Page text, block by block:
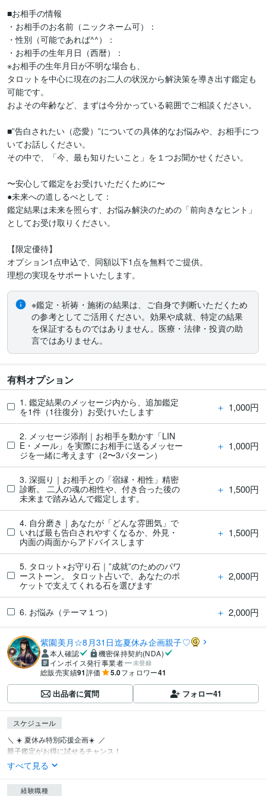
■お相手の情報
・お相手のお名前（ニックネーム可）：
・性別（可能であれば^^）：
・お相手の生年月日（西暦）：
※お相手の生年月日が不明な場合も、
タロットを中心に現在のお二人の状況から解決策を導き出す鑑定も
可能です。
およその年齢など、まずは今分かっている範囲でご相談ください。
■”告白されたい（恋愛）”についての具体的なお悩みや、お相手につ
いてお話しください。
その中で、「今、最も知りたいこと」を１つお聞かせください。
〜安心して鑑定をお受けいただくために〜
●未来への道しるべとして：
鑑定結果は未来を照らす、お悩み解決のための「前向きなヒント」
としてお受け取りください。
【限定優待】
オプション1点申込で、同額以下1点を無料でご提供。
理想の実現をサポートいたします。
※鑑定・祈祷・施術の結果は、ご自身で判断いただくため
の参考としてご活用ください。効果や成就、特定の結果
を保証するものではありません。医療・法律・投資の助
言ではありません。
有料オプション
1. 鑑定結果のメッセージ内から、追加鑑定
を1件（1往復分）お受けいたします
＋ 1,000円
2. メッセージ添削｜お相手を動かす「LIN
E・メール」を実際にお相手に送るメッセー
ジを一緒に考えます（2〜3パターン）
＋ 1,000円
3. 深掘り｜お相手との「宿縁・相性」精密
診断。 二人の魂の相性や、付き合った後の
未来まで踏み込んで鑑定します。
＋ 1,500円
4. 自分磨き｜あなたが「どんな雰囲気」で
いれば最も告白されやすくなるか、外見・
内面の両面からアドバイスします
＋ 1,500円
5. タロット×お守り石｜”成就”のためのパワ
ーストーン。 タロット占いで、あなたのポ
ケットで支えてくれる石を選びます
＋ 2,000円
6. お悩み（テーマ１つ） ＋ 2,000円
紫園美月☆8月31日迄夏休み企画親子♡
本人確認
機密保持契約(NDA)
インボイス発行事業者
未登録
総販売実績91評価 5.0フォロワー41
出品者に質問 フォロー41
スケジュール
＼ ☀️ 夏休み特別応援企画☀️  ／
親子鑑定がお得に試せるチャンス！
すべて見る
経験職種